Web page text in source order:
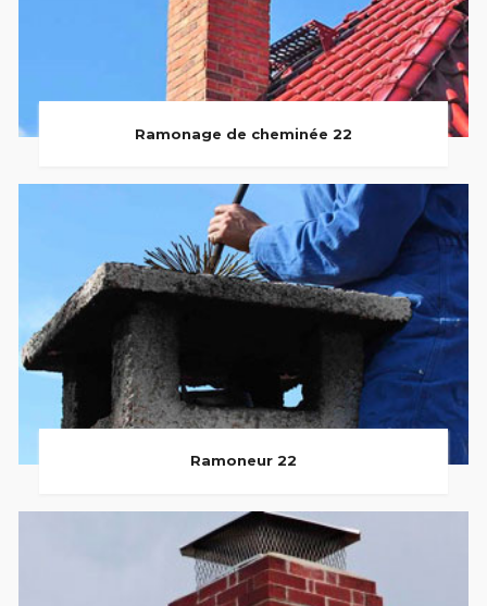
Ramonage de cheminée 22
Ramoneur 22